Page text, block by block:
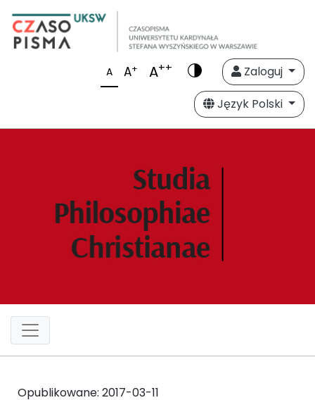
A A+ A++
Zaloguj
Język Polski
Opublikowane: 2017-03-11